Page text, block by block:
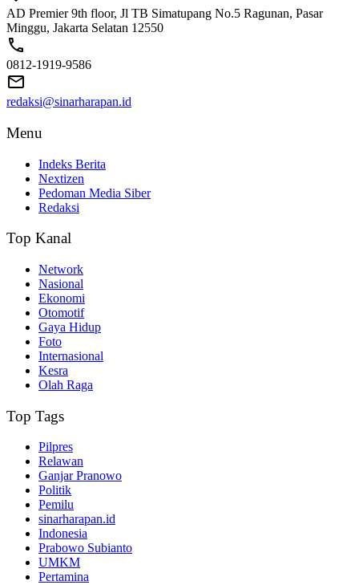
AD Premier 9th floor, Jl TB Simatupang No.5 Ragunan, Pasar
Minggu, Jakarta Selatan 12550
0812-1919-9586
redaksi@sinarharapan.id
Menu
Indeks Berita
Nextizen
Pedoman Media Siber
Redaksi
Top Kanal
Network
Nasional
Ekonomi
Otomotif
Gaya Hidup
Foto
Internasional
Kesra
Olah Raga
Top Tags
Pilpres
Relawan
Ganjar Pranowo
Politik
Pemilu
sinarharapan.id
Indonesia
Prabowo Subianto
UMKM
Pertamina